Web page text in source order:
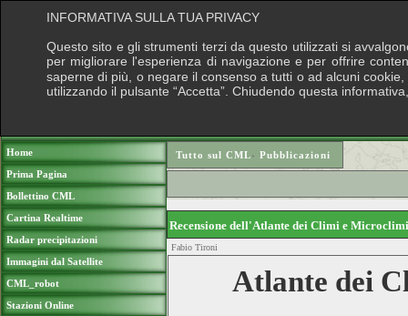
Home
Prima Pagina
Bollettino CML
Cartina Realtime
Radar precipitazioni
Immagini dal Satellite
CML_robot
Stazioni Online
Tutto sul CML› Pubblicazioni
Recensione dell'Atlante dei Climi e
Fabio Tironi
Atlante dei
INFORMATIVA SULLA TUA PRIVACY
Questo sito e gli strumenti terzi da questo utilizzati si
per migliorare l'esperienza di navigazione e per offrire
saperne di più, o negare il consenso a tutti o ad alcuni
utilizzando il pulsante “Accetta”. Chiudendo questa